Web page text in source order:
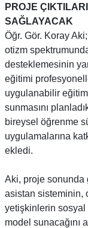
PROJE
SAĞLAYACAK
Öğr. Gör. Koray
otizm
desteklemesinin
eğitimi
uygulanabilir
sunmasını
bireysel öğrenme
uygulamalarına
ekledi.
Aki, proje sonunda
asistan sisteminin,
yetişkinlerin sosyal
model sunacağını